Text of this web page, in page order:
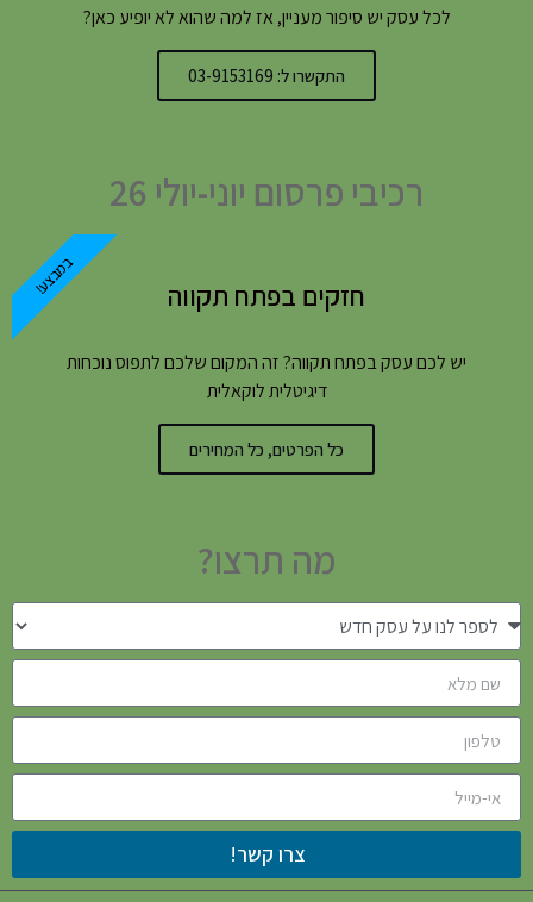
לכל עסק יש סיפור מעניין, אז למה שהוא לא יופיע כאן?
התקשרו ל: 03-9153169
רכיבי פרסום יוני-יולי 26
חזקים בפתח תקווה
יש לכם עסק בפתח תקווה? זה המקום שלכם לתפוס נוכחות
דיגיטלית לוקאלית
כל הפרטים, כל המחירים
במבצע!
מה תרצו?
צרו קשר!